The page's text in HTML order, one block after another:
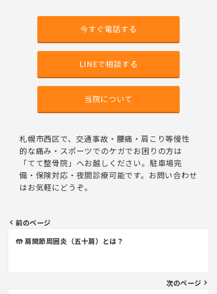
今すぐ電話する
LINEで相談する
当院について
札幌市西区で、交通事故・腰痛・肩こり等慢性
的な痛み・スポーツでのケガでお困りの方は
「てて整骨院」へお越しください。駐車場完
備・保険対応・夜間診療可能です。お問い合わせ
はお気軽にどうぞ。
投
ナ
ビ
前のページ
🤲 肩関節周囲炎（五十肩）とは？
次のページ